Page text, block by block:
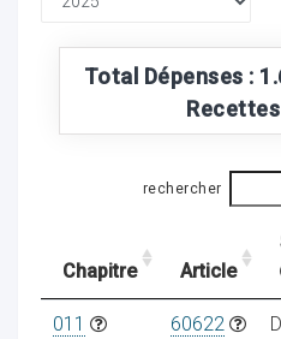
Total Dépenses :
rechercher
Chapitre Article
011 60622